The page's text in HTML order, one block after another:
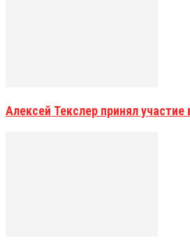
Алексей Текслер принял